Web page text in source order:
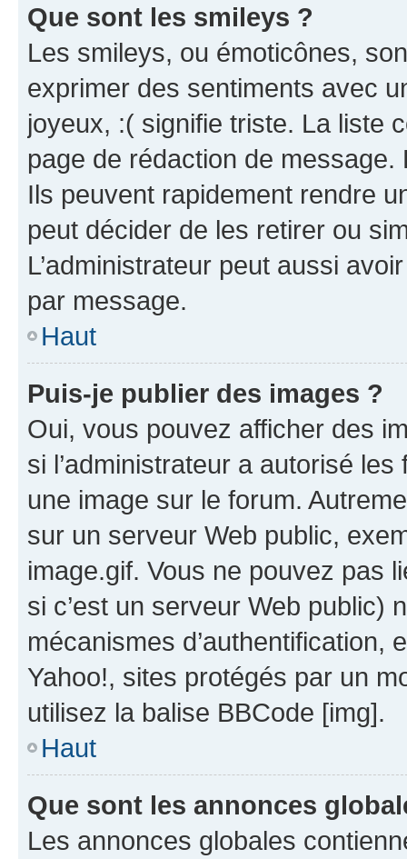
Que sont les smileys ?
Les smileys, ou émoticônes,
exprimer des sentiments avec
joyeux, :( signifie triste. La liste
page de rédaction de
Ils peuvent rapidement rendre
peut décider de les retirer ou
L’administrateur peut aussi
par message.
Haut
Puis-je publier des images ?
Oui, vous pouvez afficher des
si l’administrateur a autorisé
une image sur le forum.
sur un serveur Web public,
image.gif. Vous ne pouvez pas
si c’est un serveur Web public)
mécanismes d’authentification,
Yahoo!, sites protégés par un
utilisez la balise BBCode [img].
Haut
Que sont les annonces
Les annonces globales